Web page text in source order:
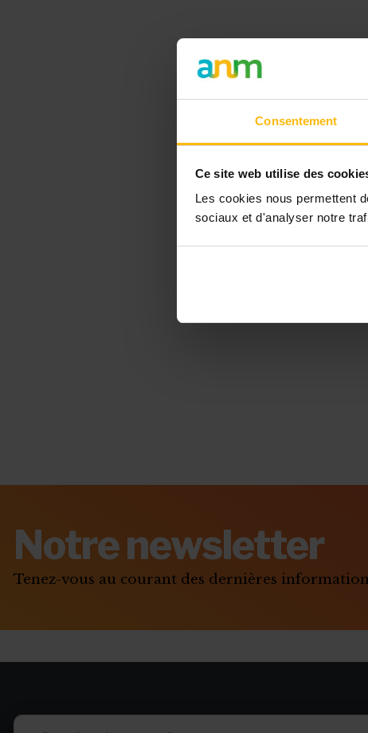
Consentement
Ce site web utilise des
Les cookies nous permettent
sociaux et d'analyser notre
Notre newsletter
Tenez-vous au courant des dernières